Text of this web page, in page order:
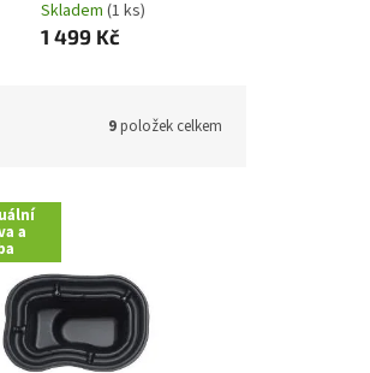
Skladem (1 ks)
1 499 Kč
9položek celkem
a